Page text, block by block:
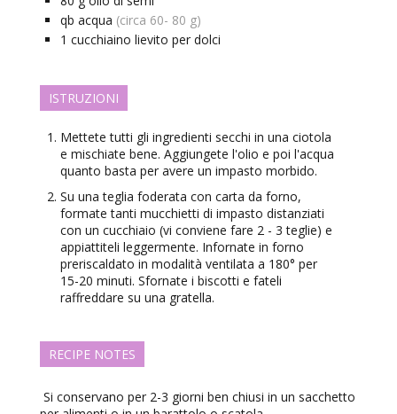
qb acqua (circa 60- 80 g)
1 cucchiaino lievito per dolci
ISTRUZIONI
Mettete tutti gli ingredienti secchi in una ciotola
e mischiate bene. Aggiungete l'olio e poi l'acqua
quanto basta per avere un impasto morbido.
Su una teglia foderata con carta da forno,
formate tanti mucchietti di impasto distanziati
con un cucchiaio (vi conviene fare 2 - 3 teglie) e
appiattiteli leggermente. Infornate in forno
preriscaldato in modalità ventilata a 180° per
15-20 minuti. Sfornate i biscotti e fateli
raffreddare su una gratella.
RECIPE NOTES
Si conservano per 2-3 giorni ben chiusi in un sacchetto